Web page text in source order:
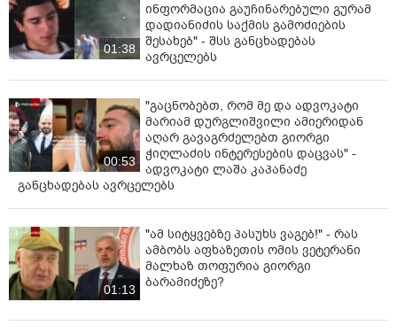
შემთხვევაში, თუკი, აბიტურიენტი თავს კარგად ვერ
გრძნობს, მაგრამ საგამოცდო სექტორში მოვა,
მისთვის სარეზერვო სექტორი იქნება მზად და ყველა
წესის დაცვით, მას ცალკე სექტორში დავსვამთ და იქ
01:38
ინფორმაცია გაუჩინარებული გურამ
დადიანიძის საქმის გამოძიების
შესახებ" - შსს განცხადებას
ავრცელებს
00:53
"გაცნობებთ, რომ მე და ადვოკატი
მარიამ დურგლიშვილი ამიერიდან
აღარ გავაგრძელებთ გიორგი
ჭიღლაძის ინტერესების დაცვას" -
ადვოკატი ლაშა კაპანაძე
განცხადებას ავრცელებს
01:13
"ამ სიტყვებზე პასუხს ვაგებ!" - რას
ამბობს აფხაზეთის ომის ვეტერანი
მალხაზ თოფურია გიორგი
ბარამიძეზე?